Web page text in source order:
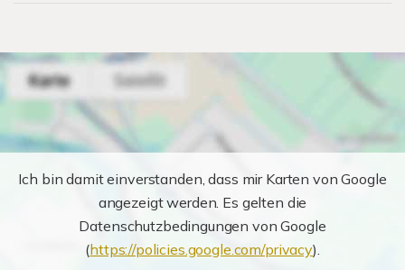
Ich bin damit einverstanden, dass mir Karten von Google
angezeigt werden. Es gelten die
Datenschutzbedingungen von Google
(https://policies.google.com/privacy).